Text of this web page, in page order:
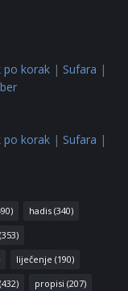
po korak | Sufara |
po korak | Sufara |
hadis (340)
(353)
liječenje (190)
(432) propisi (207)